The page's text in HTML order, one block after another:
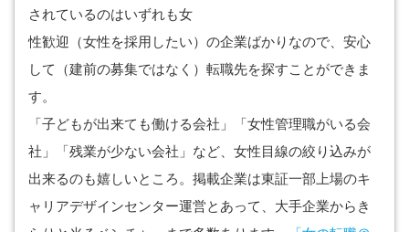
されているのはいずれも女
性歓迎（女性を採用したい）の企業ばかりなので、安心
して（建前の募集ではなく）転職先を探すことができま
す。
「子どもが出来ても働ける会社」「女性管理職がいる会
社」「残業が少ない会社」など、女性目線の絞り込みが
出来るのも嬉しいところ。掲載企業は東証一部上場のキ
ャリアデザインセンター運営とあって、大手企業からき